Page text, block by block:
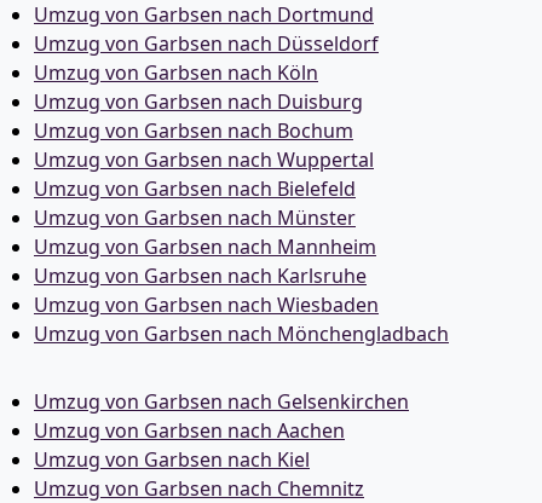
Umzug von Garbsen nach Dortmund
Umzug von Garbsen nach Düsseldorf
Umzug von Garbsen nach Köln
Umzug von Garbsen nach Duisburg
Umzug von Garbsen nach Bochum
Umzug von Garbsen nach Wuppertal
Umzug von Garbsen nach Bielefeld
Umzug von Garbsen nach Münster
Umzug von Garbsen nach Mannheim
Umzug von Garbsen nach Karlsruhe
Umzug von Garbsen nach Wiesbaden
Umzug von Garbsen nach Mönchen­gladbach
Umzug von Garbsen nach Gelsenkirchen
Umzug von Garbsen nach Aachen
Umzug von Garbsen nach Kiel
Umzug von Garbsen nach Chemnitz